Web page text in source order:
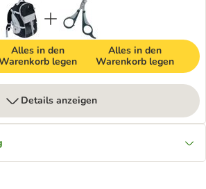
Alles in den
legen
Alles in den
Warenkorb legen
Details anzeigen